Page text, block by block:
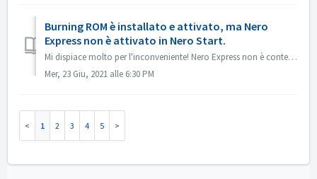
Burning ROM è installato e attivato, ma Nero
Express non è attivato in Nero Start.
Mi dispiace molto per l'inconveniente! Nero Express non è contenuto nel prodotto standalone Nero BurningRom. Nero Express è venduto nei negozi offline...
Mer, 23 Giu, 2021 alle 6:30 PM
1 2 3 4 5